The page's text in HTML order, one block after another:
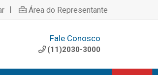
| Área do Representante
Fale Conosco
(11)2030-3000